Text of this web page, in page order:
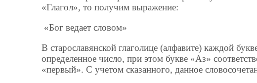
«Глагол», то получим выражение:
«Бог ведает словом»
В старославянской глаголице (алфавите) каждой
определенное число, при этом букве «Аз»
«первый». С учетом сказанного, данное